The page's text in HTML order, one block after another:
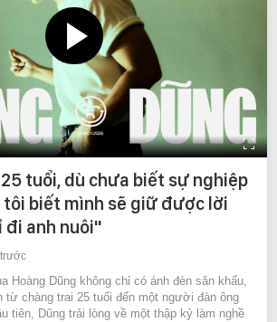
tuổi, dù chưa biết sự nghiệp
tôi biết mình sẽ giữ được lời
đi anh nuôi"
Hoàng Dũng không chỉ có ánh đèn sân khấu,
từ chàng trai 25 tuổi đến một người đàn ông
tiên, Dũng trải lòng về một thập kỷ làm nghề